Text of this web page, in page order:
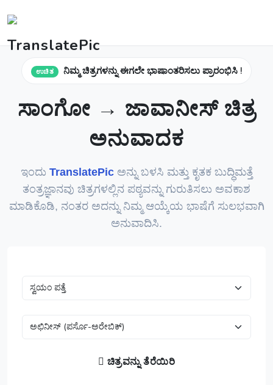
ಉಚಿತ ನಿಮ್ಮ ಚಿತ್ರಗಳನ್ನು ಈಗಲೇ ಭಾಷಾಂತರಿಸಲು ಪ್ರಾರಂಭಿಸಿ !
ಸಾಂಗೋ → ಜಾವಾನೀಸ್ ಚಿತ್ರ
ಅನುವಾದಕ
ಇಂದು TranslatePicಅನ್ನು ಬಳಸಿ ಮತ್ತು ಕೃತಕ ಬುದ್ಧಿಮತ್ತೆ
ತಂತ್ರಜ್ಞಾನವು ಚಿತ್ರಗಳಲ್ಲಿನ ಪಠ್ಯವನ್ನು ಗುರುತಿಸಲು ಅವಕಾಶ
ಮಾಡಿಕೊಡಿ, ನಂತರ ಅದನ್ನು ನಿಮ್ಮ ಆಯ್ಕೆಯ ಭಾಷೆಗೆ ಸುಲಭವಾಗಿ
ಅನುವಾದಿಸಿ.
ಚಿತ್ರವನ್ನು ತೆರೆಯಿರಿ